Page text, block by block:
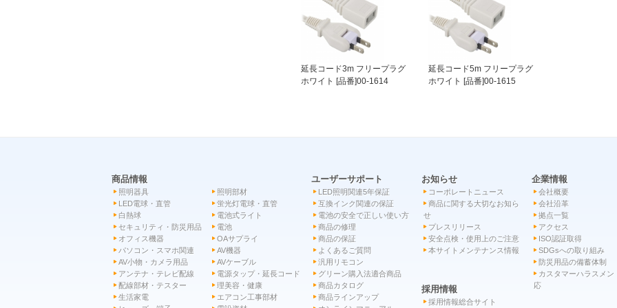
延長コード3m フリープラグ
ホワイト [品番]00-1614
延長コード5m フリープラグ
ホワイト [品番]00-1615
商品情報
照明器具
照明部材
LED電球・直管
蛍光灯電球・直管
白熱球
電池式ライト
セキュリティ・防災用品
電池
オフィス機器
OAサプライ
パソコン・スマホ関連
AV機器
AV小物・カメラ用品
AVケーブル
アンテナ・テレビ配線
電源タップ・延長コード
配線部材・テスター
理美容・健康
生活家電
エアコン工事部材
ユーザーサポート
LED照明関連5年保証
互換インク関連の保証
電池の安全で正しい使い方
商品の修理
商品の保証
よくあるご質問
汎用リモコン
グリーン購入法適合商品
商品カタログ
商品ラインアップ
お知らせ
コーポレートニュース
商品に関する大切なお知ら
せ
プレスリリース
安全点検・使用上のご注意
本サイトメンテナンス情報
企業情報
会社概要
会社沿革
拠点一覧
アクセス
ISO認証取得
SDGsへの取り組み
防災用品の備蓄体制
カスタマーハラスメン
応
採用情報
採用情報総合サイト